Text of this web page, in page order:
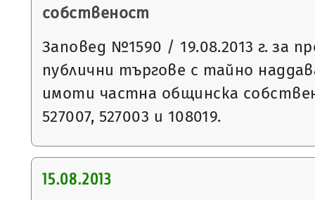
собственост
Заповед №1590 / 19.08.2013 г. за
публични търгове с тайно
имоти частна общинска
527007, 527003 и 108019.
15.08.2013